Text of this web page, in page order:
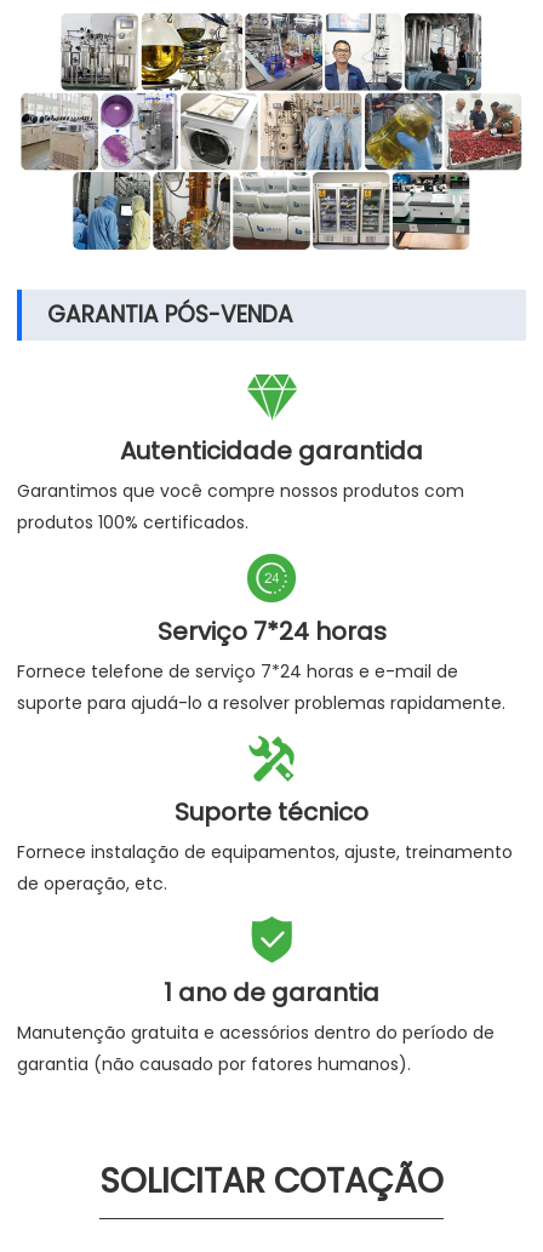
GARANTIA PÓS-VENDA

Autenticidade garantida
Garantimos que você compre nossos produtos com
produtos 100% certificados.

Serviço 7*24 horas
Fornece telefone de serviço 7*24 horas e e-mail de
suporte para ajudá-lo a resolver problemas rapidamente.

Suporte técnico
Fornece instalação de equipamentos, ajuste, treinamento
de operação, etc.

1 ano de garantia
Manutenção gratuita e acessórios dentro do período de
garantia (não causado por fatores humanos).
SOLICITAR COTAÇÃO